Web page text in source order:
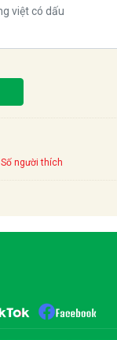
Số người thích